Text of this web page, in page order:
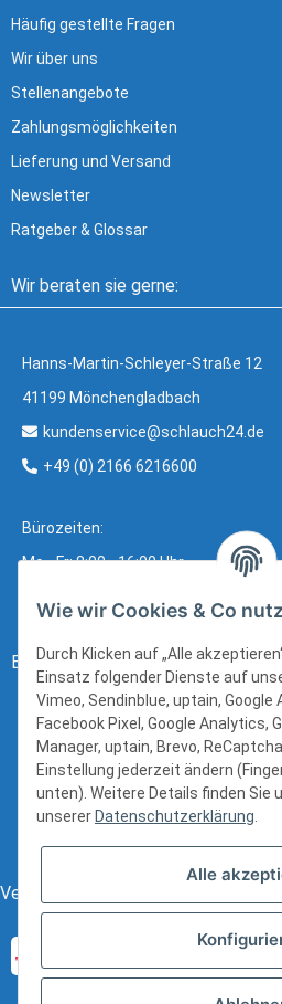
Häufig gestellte Fragen
Wir über uns
Stellenangebote
Zahlungsmöglichkeiten
Lieferung und Versand
Newsletter
Ratgeber & Glossar
Wir beraten sie gerne:
Hanns-Martin-Schleyer-Straße 12
41199 Mönchengladbach
kundenservice@schlauch24.de
+49 (0) 2166 6216600
Bürozeiten:
Mo - Fr: 8:00 - 16:00 Uhr
Bezahlung:
Versand:
Wie wir Cookies & Co
Durch Klicken auf „Alle
Einsatz folgender Dienste auf
Vimeo, Sendinblue, uptain,
Facebook Pixel, Google Analytics,
Manager, uptain, Brevo,
Einstellung jederzeit ändern
unten). Weitere Details finden Sie
unserer Datenschutzerklärung.
Alle